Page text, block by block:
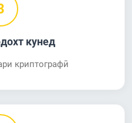
кунед
криптографӣ